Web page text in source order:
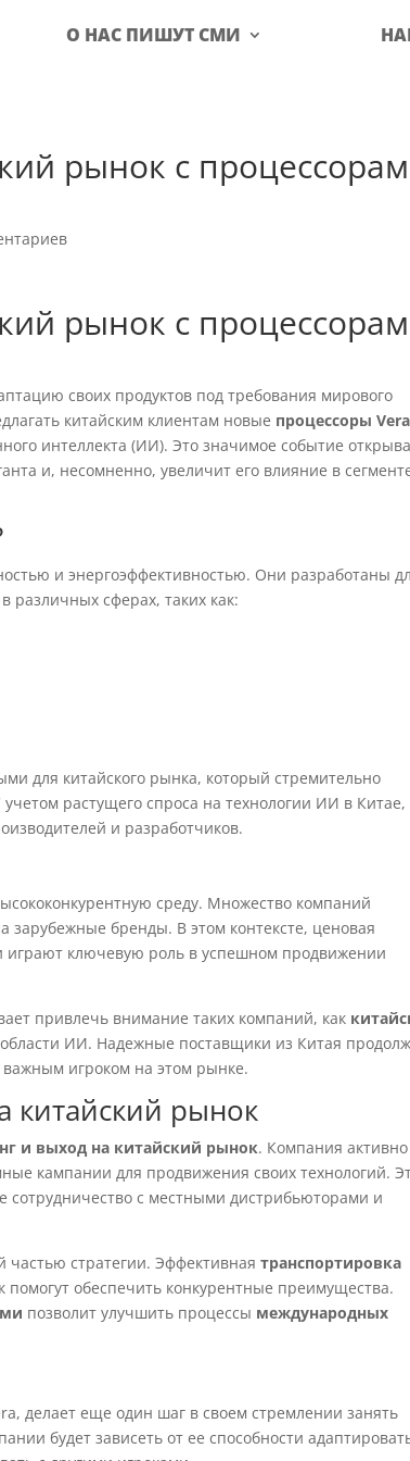
О НАС ПИШУТ СМИ
рынок с
рынок с
своих продуктов под требования мирового
китайским клиентам новые процессоры Vera
интеллекта (ИИ). Это значимое событие
и, несомненно, увеличит его влияние в
и энергоэффективностью. Они разработаны
сферах, таких как:
для китайского рынка, который стремительно
учетом растущего спроса на технологии ИИ в Китае,
и разработчиков.
среду. Множество компаний
зарубежные бренды. В этом контексте, ценовая
играют ключевую роль в успешном продвижении
привлечь внимание таких компаний, как
ИИ. Надежные поставщики из Китая
важным игроком на этом рынке.
китайский рынок
и выход на китайский рынок. Компания активно
кампании для продвижения своих технологий.
сотрудничество с местными дистрибьюторами и
частью стратегии. Эффективнаятранспортировка
помогут обеспечить конкурентные преимущества.
позволит улучшить процессы международных
делает еще один шаг в своем стремлении занять
будет зависеть от ее способности